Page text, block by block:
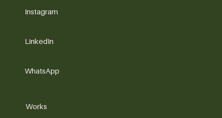
Works
Instagram
LinkedIn
WhatsApp